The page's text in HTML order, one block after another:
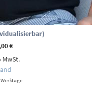
€Preisspanne:
bis